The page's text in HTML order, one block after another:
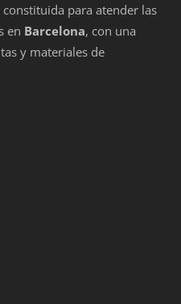
para atender las
en Barcelona, con una
y materiales de